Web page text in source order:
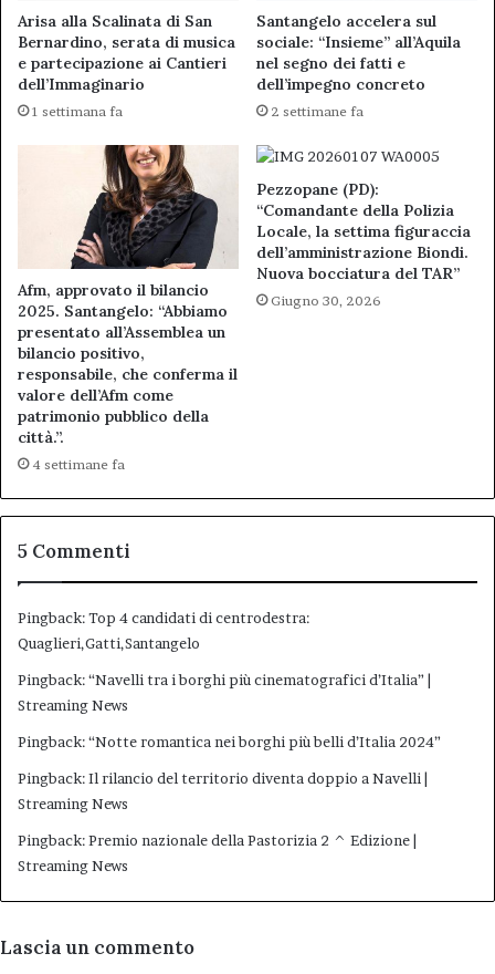
Arisa alla Scalinata di San
Bernardino, serata di musica
e partecipazione ai Cantieri
dell’Immaginario
1 settimana fa
Santangelo accelera sul
sociale: “Insieme” all’Aquila
nel segno dei fatti e
dell’impegno concreto
2 settimane fa
Afm, approvato il bilancio
2025. Santangelo: “Abbiamo
presentato all’Assemblea un
bilancio positivo,
responsabile, che conferma il
valore dell’Afm come
patrimonio pubblico della
città.”.
4 settimane fa
Pezzopane (PD):
“Comandante della Polizia
Locale, la settima figuraccia
dell’amministrazione Biondi.
Nuova bocciatura del TAR”
Giugno 30, 2026
5 Commenti
Pingback:Top 4 candidati di centrodestra:
Quaglieri,Gatti,Santangelo
Pingback:“Navelli tra i borghi più cinematografici d’Italia” |
Streaming News
Pingback:“Notte romantica nei borghi più belli d’Italia 2024”
Pingback:Il rilancio del territorio diventa doppio a Navelli |
Streaming News
Pingback:Premio nazionale della Pastorizia 2 ^ Edizione |
Streaming News
Lascia un commento